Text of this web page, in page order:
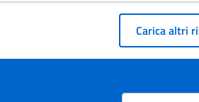
Carica altri